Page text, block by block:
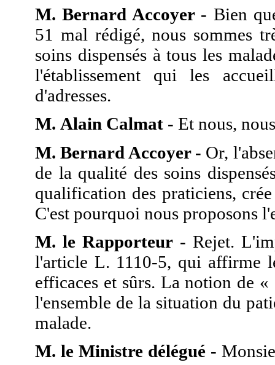
M. Bernard Accoyer - Bien
51 mal rédigé, nous sommes
soins dispensés à tous les
l'établissement qui les
d'adresses.
M. Alain Calmat - Et nous,
M. Bernard Accoyer - Or,
de la qualité des soins
qualification des praticiens,
C'est pourquoi nous proposons
M. le Rapporteur - Rejet.
l'article L. 1110-5, qui affirme
efficaces et sûrs. La notion de
l'ensemble de la situation du
malade.
M. le Ministre délégué -